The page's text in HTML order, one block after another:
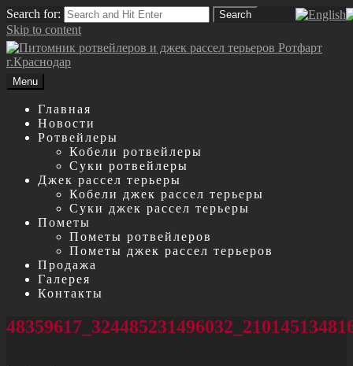
Search for: Search
Skip to content
Menu
Главная
Новости
Ротвейлеры
Кобели ротвейлеры
Суки ротвейлеры
Джек рассел терьеры
Кобели джек рассел терьеры
Суки джек рассел терьеры
Пометы
Пометы ротвейлеров
Пометы джек рассел терьеров
Продажа
Галерея
Контакты